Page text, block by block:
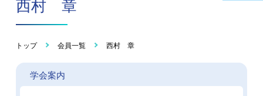
西村 章
トップ 会員一覧 西村 章
学会案内